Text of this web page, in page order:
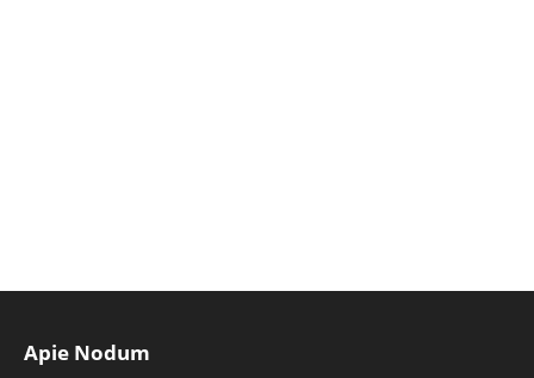
Apie Nodum